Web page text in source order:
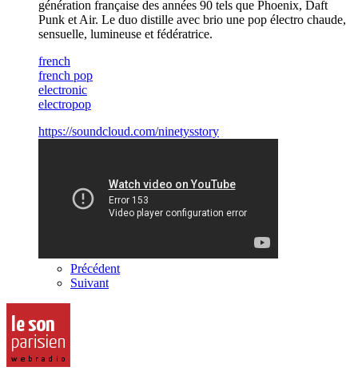
génération française des années 90 tels que Phoenix, Daft
Punk et Air. Le duo distille avec brio une pop électro chaude,
sensuelle, lumineuse et fédératrice.
french
french pop
electronic
electropop
https://soundcloud.com/ninetysstory
Précédent
Suivant